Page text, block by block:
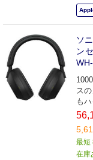
ソ
ン
ス
も
最短
在庫